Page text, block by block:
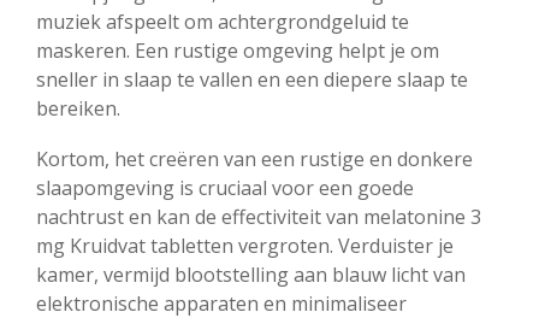
muziek afspeelt om achtergrondgeluid te
maskeren. Een rustige omgeving helpt je om
sneller in slaap te vallen en een diepere slaap te
bereiken.
Kortom, het creëren van een rustige en donkere
slaapomgeving is cruciaal voor een goede
nachtrust en kan de effectiviteit van melatonine 3
mg Kruidvat tabletten vergroten. Verduister je
kamer, vermijd blootstelling aan blauw licht van
elektronische apparaten en minimaliseer